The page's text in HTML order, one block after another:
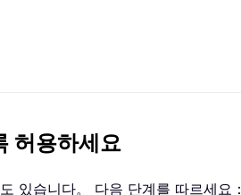
허용하세요
있습니다。 다음 단계를 따르세요：